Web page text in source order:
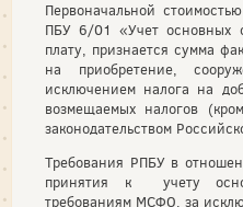
Первоначальной
ПБУ 6/01 «Учет основных
плату, признается сумма
на приобретение,
исключением налога на
возмещаемых налогов
законодательством
Требования РПБУ в
принятия к учету
требованиям МСФО, за